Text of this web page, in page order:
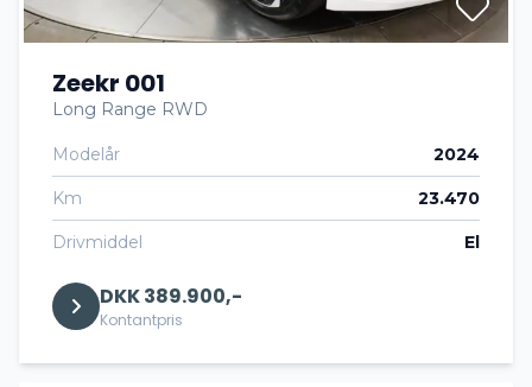
Zeekr 001
Long Range RWD
Modelår 2024
Km 23.470
Drivmiddel El
DKK 389.900,-
Kontantpris